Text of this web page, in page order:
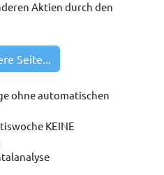
Aktien durch den
Seite...
ohne automatischen
KEINE